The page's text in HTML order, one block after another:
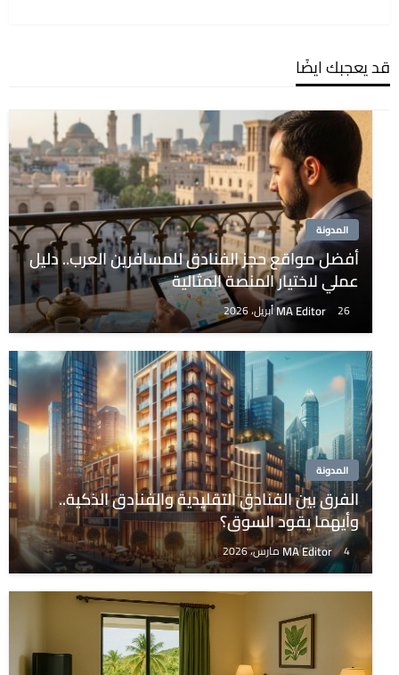
قد يعجبك ايضًا
المدونة
أفضل مواقع حجز الفنادق للمسافرين العرب.. دليل
عملي لاختيار المنصة المثالية
MA Editor 26 أبريل، 2026
المدونة
الفرق بين الفنادق التقليدية والفنادق الذكية..
وأيهما يقود السوق؟
MA Editor 4 مارس، 2026